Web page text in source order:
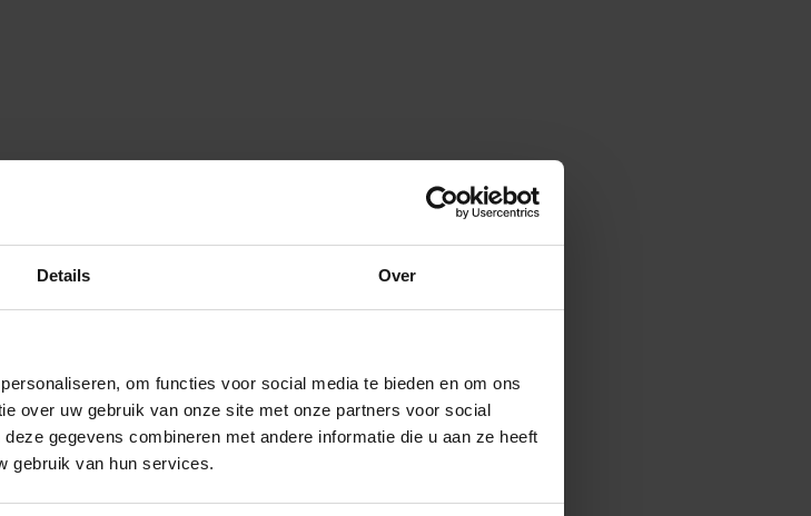
Details Over
om functies voor social media te bieden en om ons
over uw gebruik van onze site met onze partners voor social
gegevens combineren met andere informatie die u aan ze heeft
gebruik van hun services.